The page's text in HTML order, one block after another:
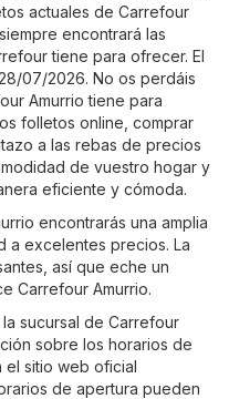
actuales de Carrefour
, siempre encontrará las
tiene para ofrecer. El
07/2026. No os perdáis
Amurrio tiene para
folletos online, comprar
a las rebas de precios
de vuestro hogar y
eficiente y cómoda.
encontrarás una amplia
a excelentes precios. La
así que eche un
Carrefour Amurrio.
sucursal de Carrefour
sobre los horarios de
el sitio web oficial
de apertura pueden